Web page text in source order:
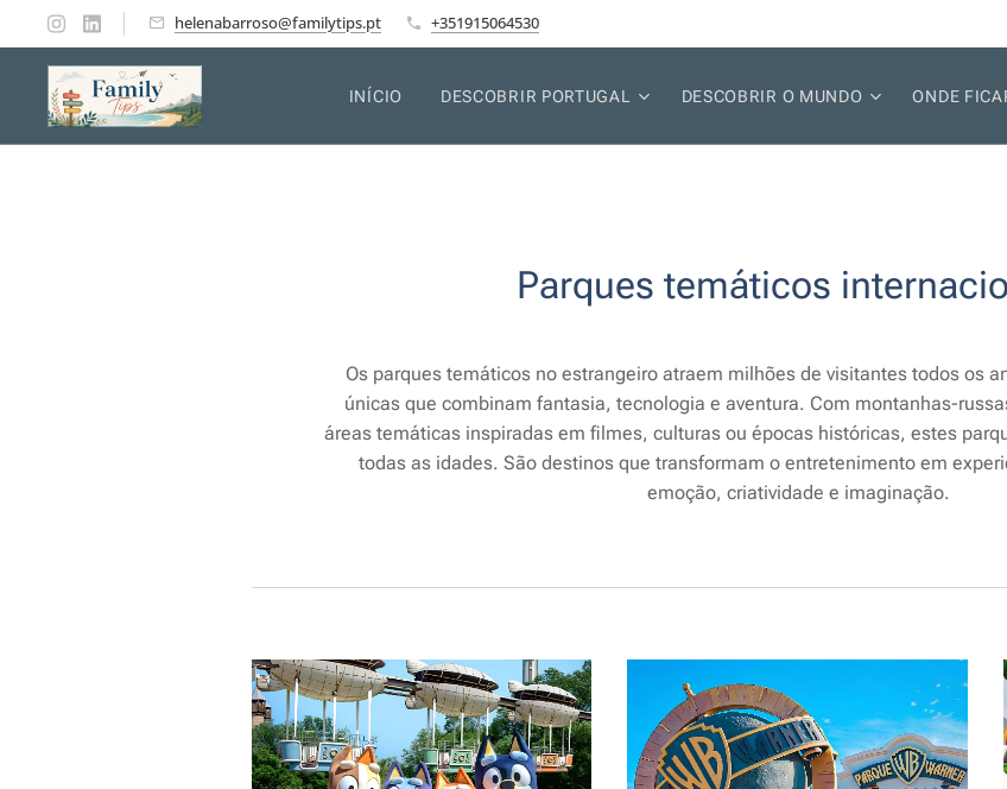
helenabarroso@familytips.pt +351915064530
INÍCIO DESCOBRIR PORTUGAL DESCOBRIR O MUNDO ONDE
Parques temáticos
Os parques temáticos no estrangeiro atraem milhões de visitantes todos os
únicas que combinam fantasia, tecnologia e aventura. Com montanhas-
áreas temáticas inspiradas em filmes, culturas ou épocas históricas, estes
todas as idades. São destinos que transformam o entretenimento em
emoção, criatividade e imaginação.